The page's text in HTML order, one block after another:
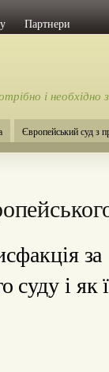
Партнери
і
Європейський суд з
за
і як